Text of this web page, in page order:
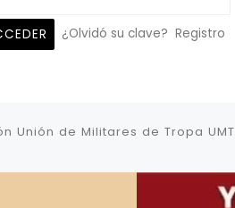
¿Olvidó su clave? Registro
Unión de Militares de Tropa UMT